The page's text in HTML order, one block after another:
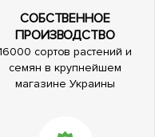
СОБСТВЕННОЕ
ПРОИЗВОДСТВО
сортов растений и
семян в крупнейшем
магазине Украины